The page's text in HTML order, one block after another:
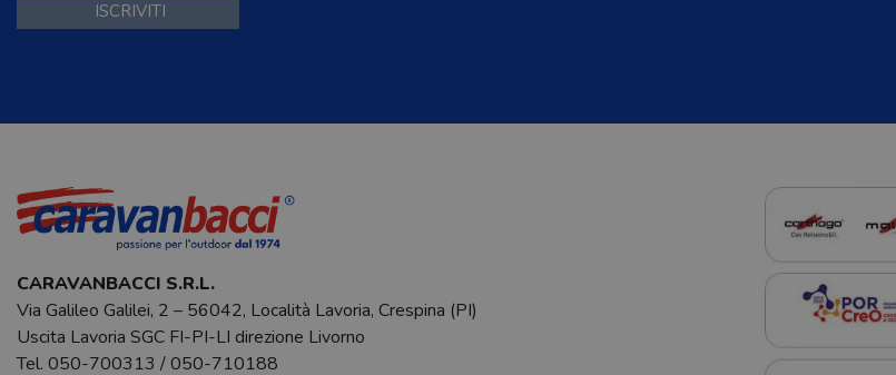
CARAVANBACCI S.R.L.
Via Galileo Galilei, 2 – 56042, Località Lavoria, Crespina (PI)
Uscita Lavoria SGC FI-PI-LI direzione Livorno
Tel. 050-700313 /050-710188